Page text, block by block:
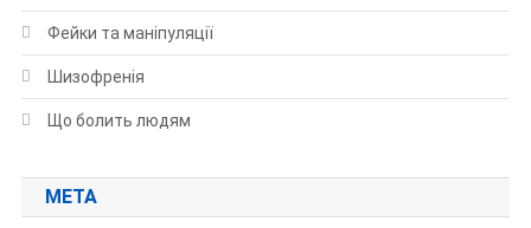
Фейки та маніпуляції
Шизофренія
Що болить людям
МЕТА